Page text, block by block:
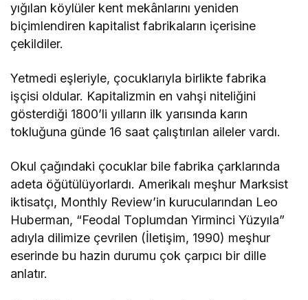
yığılan köylüler kent mekânlarını yeniden
biçimlendiren kapitalist fabrikaların içerisine
çekildiler.
Yetmedi eşleriyle, çocuklarıyla birlikte fabrika
işçisi oldular. Kapitalizmin en vahşi niteliğini
gösterdiği 1800’li yılların ilk yarısında karın
tokluğuna günde 16 saat çalıştırılan aileler vardı.
Okul çağındaki çocuklar bile fabrika çarklarında
adeta öğütülüyorlardı. Amerikalı meşhur Marksist
iktisatçı, Monthly Review’in kurucularından Leo
Huberman, “Feodal Toplumdan Yirminci Yüzyıla”
adıyla dilimize çevrilen (İletişim, 1990) meşhur
eserinde bu hazin durumu çok çarpıcı bir dille
anlatır.